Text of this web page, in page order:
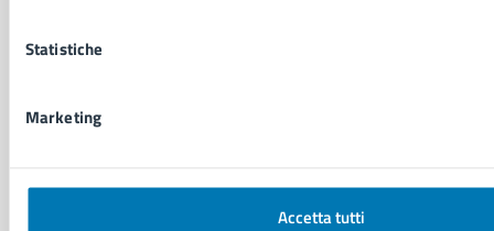
Statistiche
Marketing
Accetta tutti
Luoghi